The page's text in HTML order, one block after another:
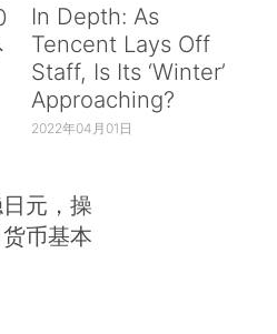
In Depth: As
Tencent Lays Off
Staff, Is Its ‘Winter’
Approaching?
2022年04月01日
元，操
币基本